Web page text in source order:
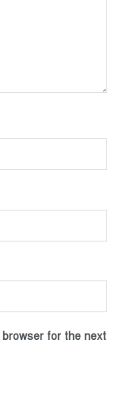
browser for the next